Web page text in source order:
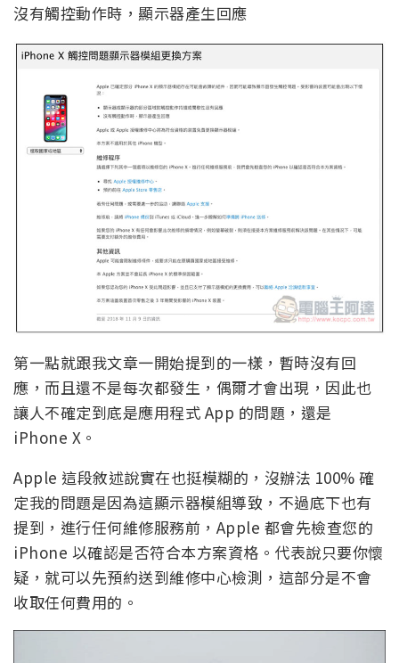
沒有觸控動作時，顯示器產生回應
第一點就跟我文章一開始提到的一樣，暫時沒有回
應，而且還不是每次都發生，偶爾才會出現，因此也
讓人不確定到底是應用程式 App 的問題，還是
iPhone X。
Apple 這段敘述說實在也挺模糊的，沒辦法 100% 確
定我的問題是因為這顯示器模組導致，不過底下也有
提到，進行任何維修服務前，Apple 都會先檢查您的
iPhone 以確認是否符合本方案資格。代表說只要你懷
疑，就可以先預約送到維修中心檢測，這部分是不會
收取任何費用的。